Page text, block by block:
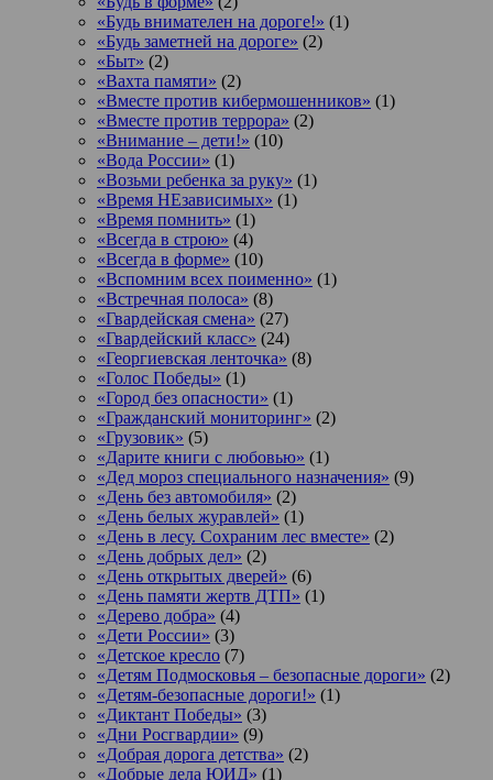
«Будь внимателен на дороге!» (1)
«Будь заметней на дороге» (2)
«Быт» (2)
«Вахта памяти» (2)
«Вместе против кибермошенников» (1)
«Вместе против террора» (2)
«Внимание – дети!» (10)
«Вода России» (1)
«Возьми ребенка за руку» (1)
«Время НЕзависимых» (1)
«Время помнить» (1)
«Всегда в строю» (4)
«Всегда в форме» (10)
«Вспомним всех поименно» (1)
«Встречная полоса» (8)
«Гвардейская смена» (27)
«Гвардейский класс» (24)
«Георгиевская ленточка» (8)
«Голос Победы» (1)
«Город без опасности» (1)
«Гражданский мониторинг» (2)
«Грузовик» (5)
«Дарите книги с любовью» (1)
«Дед мороз специального назначения» (9)
«День без автомобиля» (2)
«День белых журавлей» (1)
«День в лесу. Сохраним лес вместе» (2)
«День добрых дел» (2)
«День открытых дверей» (6)
«День памяти жертв ДТП» (1)
«Дерево добра» (4)
«Дети России» (3)
«Детское кресло (7)
«Детям Подмосковья – безопасные дороги» (2)
«Детям-безопасные дороги!» (1)
«Диктант Победы» (3)
«Дни Росгвардии» (9)
«Добрая дорога детства» (2)
«Добрые дела ЮИД» (1)